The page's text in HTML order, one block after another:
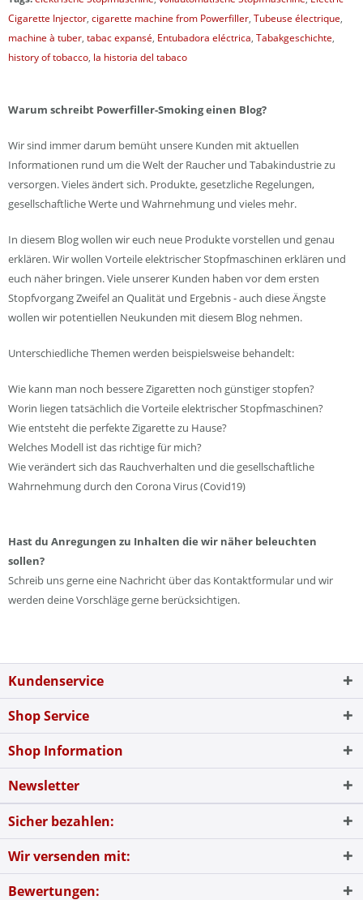
Cigarette Injector, cigarette machine from Powerfiller, Tubeuse électrique,
machine à tuber, tabac expansé, Entubadora eléctrica, Tabakgeschichte,
history of tobacco, la historia del tabaco
Warum schreibt Powerfiller-Smoking einen Blog?
Wir sind immer darum bemüht unsere Kunden mit aktuellen
Informationen rund um die Welt der Raucher und Tabakindustrie zu
versorgen. Vieles ändert sich. Produkte, gesetzliche Regelungen,
gesellschaftliche Werte und Wahrnehmung und vieles mehr.
In diesem Blog wollen wir euch neue Produkte vorstellen und genau
erklären. Wir wollen Vorteile elektrischer Stopfmaschinen erklären und
euch näher bringen. Viele unserer Kunden haben vor dem ersten
Stopfvorgang Zweifel an Qualität und Ergebnis - auch diese Ängste
wollen wir potentiellen Neukunden mit diesem Blog nehmen.
Unterschiedliche Themen werden beispielsweise behandelt:
Wie kann man noch bessere Zigaretten noch günstiger stopfen?
Worin liegen tatsächlich die Vorteile elektrischer Stopfmaschinen?
Wie entsteht die perfekte Zigarette zu Hause?
Welches Modell ist das richtige für mich?
Wie verändert sich das Rauchverhalten und die gesellschaftliche
Wahrnehmung durch den Corona Virus (Covid19)
Hast du Anregungen zu Inhalten die wir näher beleuchten
sollen?
Schreib uns gerne eine Nachricht über das Kontaktformular und wir
werden deine Vorschläge gerne berücksichtigen.
Kundenservice
Shop Service
Shop Information
Newsletter
Sicher bezahlen:
Wir versenden mit:
Bewertungen: